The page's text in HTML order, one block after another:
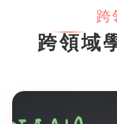
跨
跨領域